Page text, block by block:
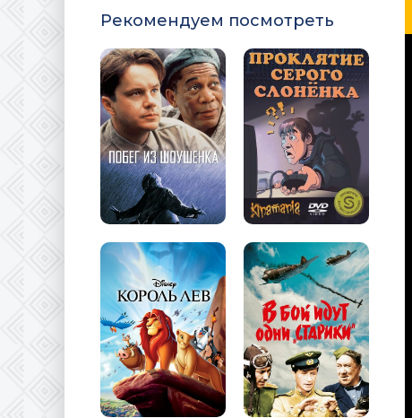
Рекомендуем посмотреть